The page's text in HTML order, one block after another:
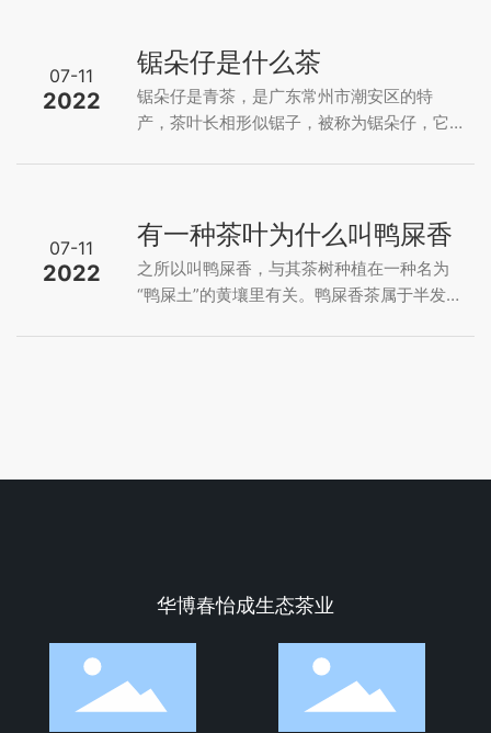
07-11
2022
锯朵仔是什么茶
锯朵仔是青茶，是广东常州市潮安区的特
产，茶叶长相形似锯子，被称为锯朵仔，它
凤凰单丛茶，即青茶，是广东常州市潮安区
的特产，锯朵仔是一个土名，因茶叶长相形
似锯子，叶面轮廓小，茶叶边缘有不少的叶
齿凸起，形似小锯而被称为锯朵仔。 由于锯
朵仔单丛的香气，带有天然独特的杏仁果香
07-11
2022
有一种茶叶为什么叫鸭屎香
之所以叫鸭屎香，与其茶树种植在一种名为
“鸭屎土”的黄壤里有关。鸭屎香茶属于半发酵
鸭屎香茶叶是高香茶，所以在冲泡时对温度
乌龙茶，茶形条索紧卷，色泽乌褐发亮，冲
明显的特点。同时十分耐泡，一般可以冲泡
10道左右，品质极好的鸭屎香甚至能冲泡20
道。
华博春怡成生态茶业